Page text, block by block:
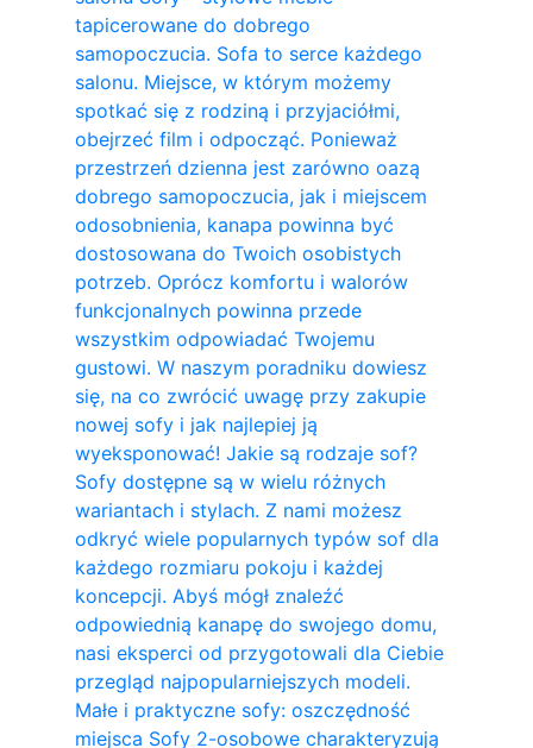
tapicerowane do dobrego
samopoczucia. Sofa to serce każdego
salonu. Miejsce, w którym możemy
spotkać się z rodziną i przyjaciółmi,
obejrzeć film i odpocząć. Ponieważ
przestrzeń dzienna jest zarówno oazą
dobrego samopoczucia, jak i miejscem
odosobnienia, kanapa powinna być
dostosowana do Twoich osobistych
potrzeb. Oprócz komfortu i walorów
funkcjonalnych powinna przede
wszystkim odpowiadać Twojemu
gustowi. W naszym poradniku dowiesz
się, na co zwrócić uwagę przy zakupie
nowej sofy i jak najlepiej ją
wyeksponować! Jakie są rodzaje sof?
Sofy dostępne są w wielu różnych
wariantach i stylach. Z nami możesz
odkryć wiele popularnych typów sof dla
każdego rozmiaru pokoju i każdej
koncepcji. Abyś mógł znaleźć
odpowiednią kanapę do swojego domu,
nasi eksperci od przygotowali dla Ciebie
przegląd najpopularniejszych modeli.
Małe i praktyczne sofy: oszczędność
miejsca Sofy 2-osobowe charakteryzują